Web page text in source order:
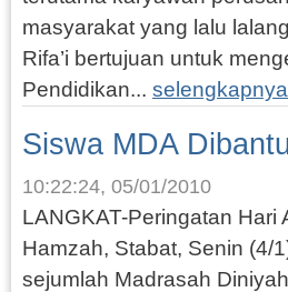
masyarakat yang lalu
Rifa’i bertujuan untuk
Pendidikan...
Siswa MDA
10:22:24, 05/01/2010
LANGKAT-Peringatan Hari
Hamzah, Stabat, Senin (4/
sejumlah Madrasah